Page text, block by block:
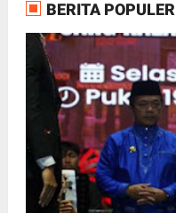
BERITA POPULER